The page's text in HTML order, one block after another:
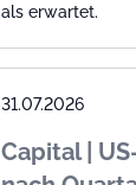
als erwartet.
31.07.2026
Capital |